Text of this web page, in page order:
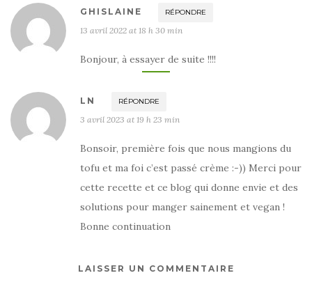
GHISLAINE RÉPONDRE
13 avril 2022 at 18 h 30 min
Bonjour, à essayer de suite !!!!
LN RÉPONDRE
3 avril 2023 at 19 h 23 min
Bonsoir, première fois que nous mangions du
tofu et ma foi c’est passé crème :-)) Merci pour
cette recette et ce blog qui donne envie et des
solutions pour manger sainement et vegan !
Bonne continuation
LAISSER UN COMMENTAIRE